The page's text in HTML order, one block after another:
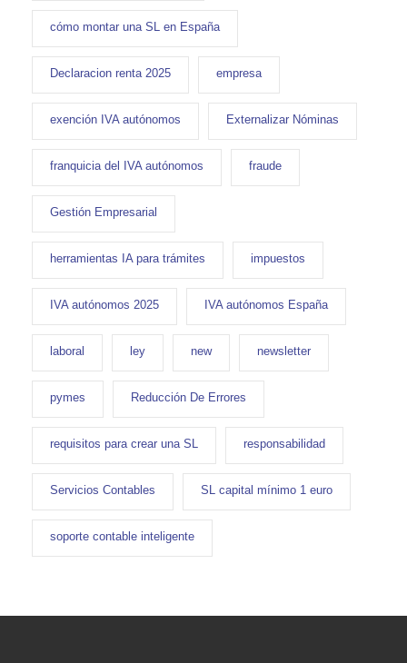
cómo montar una SL en España
Declaracion renta 2025 empresa
exención IVA autónomos Externalizar Nóminas
franquicia del IVA autónomos fraude
Gestión Empresarial
herramientas IA para trámites impuestos
IVA autónomos 2025 IVA autónomos España
laboral ley new newsletter
pymes Reducción De Errores
requisitos para crear una SL responsabilidad
Servicios Contables SL capital mínimo 1 euro
soporte contable inteligente